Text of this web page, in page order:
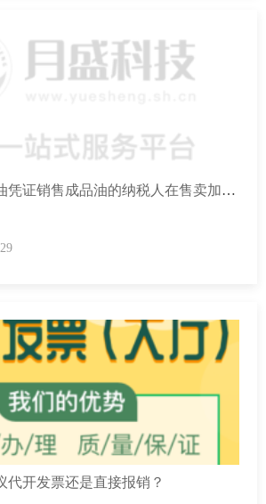
发售加油卡、加油凭证销售成品油的纳税人在售卖加油卡、加油凭证时，收取的货款如何处理，是否计算缴纳增值税？
29
代开发票还是直接报销？